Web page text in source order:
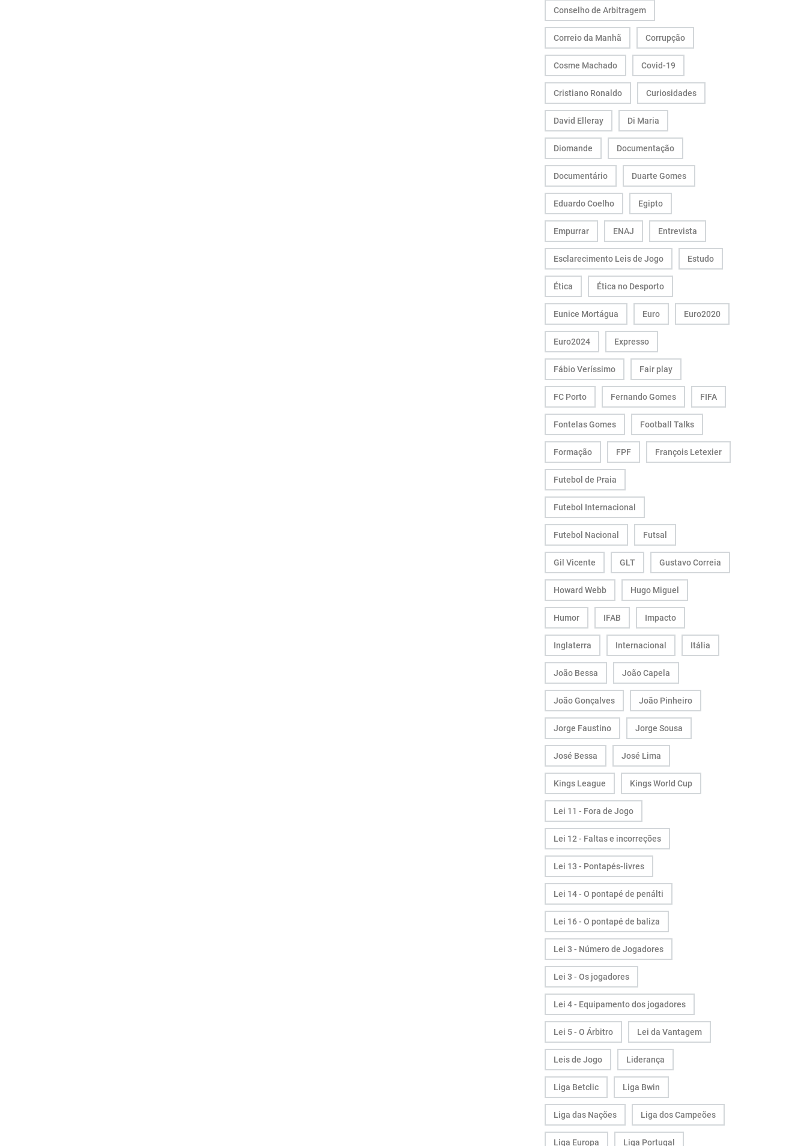
Conselho de Arbitragem
Correio da Manhã Corrupção
Cosme Machado Covid-19
Cristiano Ronaldo Curiosidades
David Elleray Di Maria
Diomande Documentação
Documentário Duarte Gomes
Eduardo Coelho Egipto
Empurrar ENAJ Entrevista
Esclarecimento Leis de Jogo Estudo
Ética Ética no Desporto
Eunice Mortágua Euro Euro2020
Euro2024 Expresso
Fábio Veríssimo Fair play
FC Porto Fernando Gomes FIFA
Fontelas Gomes Football Talks
Formação FPF François Letexier
Futebol de Praia
Futebol Internacional
Futebol Nacional Futsal
Gil Vicente GLT Gustavo Correia
Howard Webb Hugo Miguel
Humor IFAB Impacto
Inglaterra Internacional Itália
João Bessa João Capela
João Gonçalves João Pinheiro
Jorge Faustino Jorge Sousa
José Bessa José Lima
Kings League Kings World Cup
Lei 11 - Fora de Jogo
Lei 12 - Faltas e incorreções
Lei 13 - Pontapés-livres
Lei 14 - O pontapé de penálti
Lei 16 - O pontapé de baliza
Lei 3 - Número de Jogadores
Lei 3 - Os jogadores
Lei 4 - Equipamento dos jogadores
Lei 5 - O Árbitro Lei da Vantagem
Leis de Jogo Liderança
Liga Betclic Liga Bwin
Liga das Nações Liga dos Campeões
Liga Europa Liga Portugal